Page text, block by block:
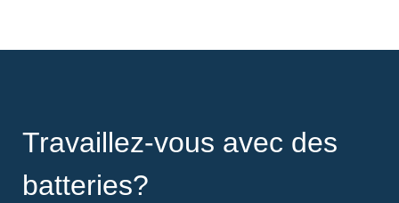
Travaillez-vous avec des
batteries?